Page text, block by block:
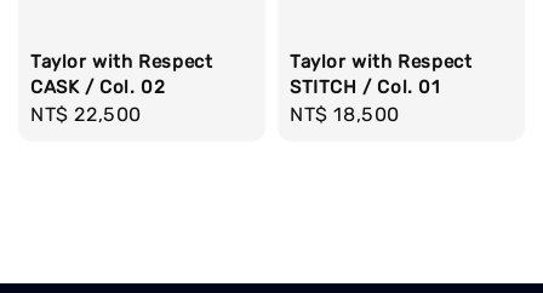
Taylor with Respect
CASK / Col. 02
Regular
NT$ 22,500
Taylor with Respect
STITCH / Col. 01
Regular
NT$ 18,500